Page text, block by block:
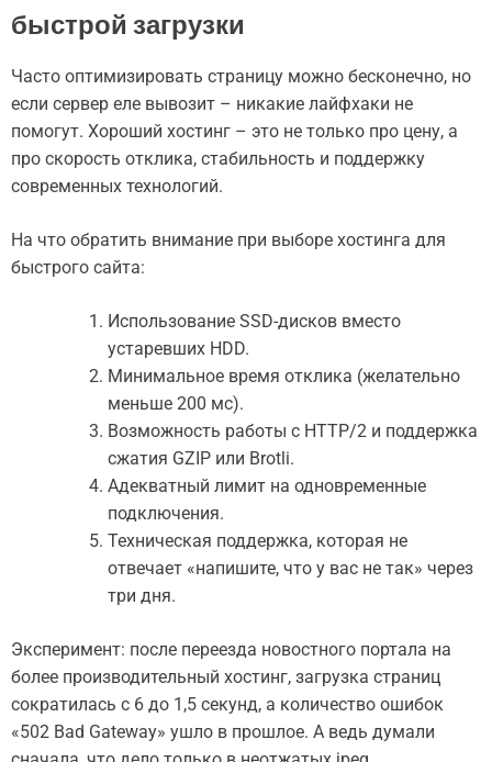
быстрой загрузки
Часто оптимизировать страницу можно бесконечно, но
если сервер еле вывозит – никакие лайфхаки не
помогут. Хороший хостинг – это не только про цену, а
про скорость отклика, стабильность и поддержку
современных технологий.
На что обратить внимание при выборе хостинга для
быстрого сайта:
Использование SSD-дисков вместо
устаревших HDD.
Минимальное время отклика (желательно
меньше 200 мс).
Возможность работы с HTTP/2 и поддержка
сжатия GZIP или Brotli.
Адекватный лимит на одновременные
подключения.
Техническая поддержка, которая не
отвечает «напишите, что у вас не так» через
три дня.
Эксперимент: после переезда новостного портала на
более производительный хостинг, загрузка страниц
сократилась с 6 до 1,5 секунд, а количество ошибок
«502 Bad Gateway» ушло в прошлое. А ведь думали